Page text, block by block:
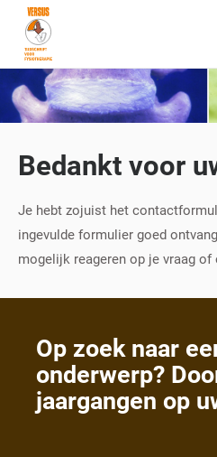
Bedankt voor
Je hebt zojuist het
ingevulde formulier goed
mogelijk reageren op je vraag of
Op zoek naar
onderwerp?
jaargangen op